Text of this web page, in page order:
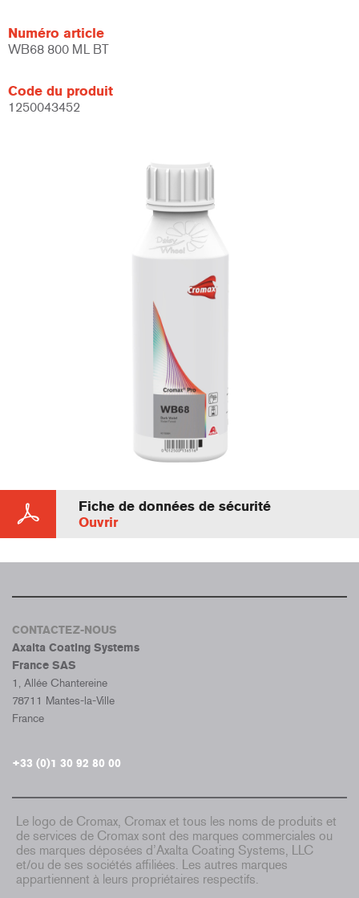
Numéro article
WB68 800 ML BT
Code du produit
1250043452
Fiche de données de sécurité
Ouvrir
CONTACTEZ-NOUS
Axalta Coating Systems
France SAS
1, Allée Chantereine
78711 Mantes-la-Ville
France
+33 (0)1 30 92 80 00
Le logo de Cromax, Cromax et tous les noms de produits et
de services de Cromax sont des marques commerciales ou
des marques déposées d’Axalta Coating Systems, LLC
et/ou de ses sociétés affiliées. Les autres marques
appartiennent à leurs propriétaires respectifs.